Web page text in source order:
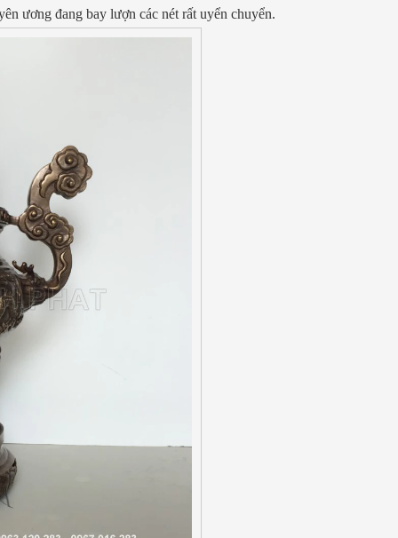
ương đang bay lượn các nét rất uyển chuyển.